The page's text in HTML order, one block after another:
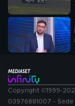
Copyright ©1999-
03976881007 -